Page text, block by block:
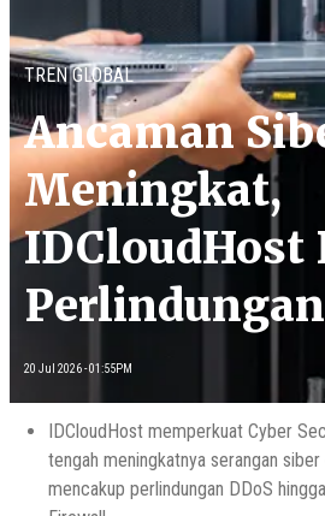
TREN GLOBAL
Ancaman
Meningkat,
IDCloudHost
dan Jaringan
20 Jul 2026 - 01:55PM
IDCloudHost memperkuat Cyber
tengah meningkatnya serangan
mencakup perlindungan DDoS